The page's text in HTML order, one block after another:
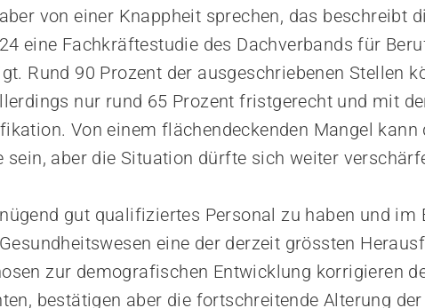
von einer Knappheit sprechen, das beschreibt
eine Fachkräftestudie des Dachverbands für
Rund 90 Prozent der ausgeschriebenen Stellen
nur rund 65 Prozent fristgerecht und mit
Von einem flächendeckenden Mangel kann
sein, aber die Situation dürfte sich weiter
gut qualifiziertes Personal zu haben und im
eine der derzeit grössten
zur demografischen Entwicklung korrigieren
bestätigen aber die fortschreitende Alterung